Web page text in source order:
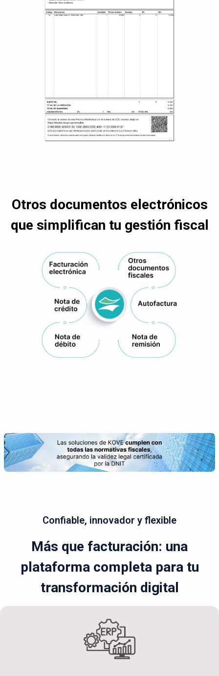
Otros documentos electrónicos
que simplifican tu gestión fiscal
Confiable, innovador y flexible
Más que facturación: una
plataforma completa para tu
transformación digital